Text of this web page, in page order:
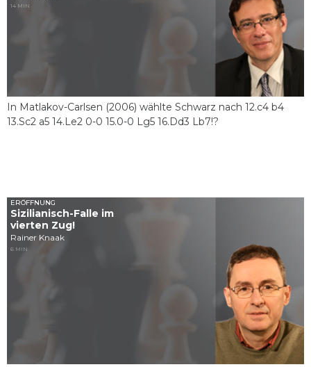
14 MIN
In Matlakov-Carlsen (2006) wählte Schwarz nach 12.c4 b4
13.Sc2 a5 14.Le2 0-0 15.0-0 Lg5 16.Dd3 Lb7!?
ERÖFFNUNG
Sizilianisch-Falle im
vierten Zug!
Rainer Knaak
6 MIN